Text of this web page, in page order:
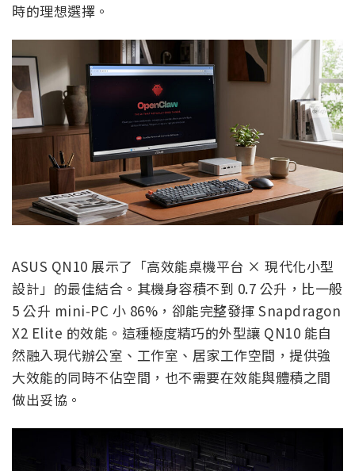
時的理想選擇。
ASUS QN10 展示了「高效能桌機平台 × 現代化小型
設計」的最佳結合。其機身容積不到 0.7 公升，比一般
5 公升 mini‑PC 小 86%，卻能完整發揮 Snapdragon
X2 Elite 的效能。這種極度精巧的外型讓 QN10 能自
然融入現代辦公室、工作室、居家工作空間，提供強
大效能的同時不佔空間，也不需要在效能與體積之間
做出妥協。